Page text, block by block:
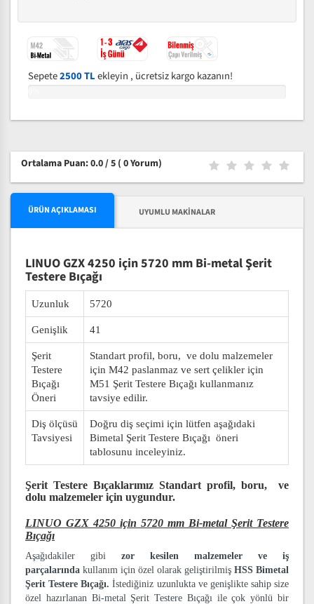
Sepete2500 TLekleyin , ücretsiz kargo kazanın!
Ortalama Puan: 0.0 / 5 ( 0 Yorum)
ÜRÜN AÇIKLAMASI UYUMLU MAKINALAR
LINUO GZX 4250 için 5720 mm Bi-metal Şerit
Testere Bıçağı
Uzunluk 5720
Genişlik 41
Şerit
Testere
Bıçağı
Öneri
Standart profil, boru, ve dolu malzemeler
için M42 paslanmaz ve sert çelikler için
M51 Şerit Testere Bıçağı kullanmanız
tavsiye edilir.
Diş ölçüsü
Tavsiyesi
Doğru diş seçimi için lütfen aşağıdaki
Bimetal Şerit Testere Bıçağı öneri
tablosunu inceleyiniz.
Şerit Testere Bıçaklarımız Standart profil, boru, ve
dolu malzemeler için uygundur.
LINUO GZX 4250 için 5720 mm Bi-metal Şerit Testere
Bıçağı
Aşağıdakiler gibi zor kesilen malzemeler ve iş
parçalarında kullanım için özel olarak geliştirilmiş HSS Bimetal
Şerit Testere Bıçağı.İstediğiniz uzunlukta ve genişlikte sahip size
özel hazırlanan Bi-metal Şerit Testere Bıçağı ile çok yönlü bir